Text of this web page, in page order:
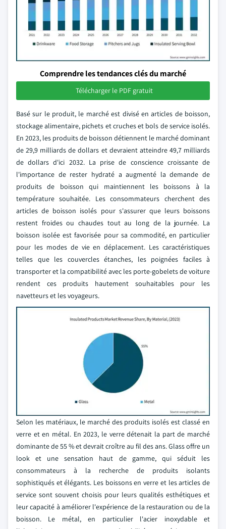
Comprendre les tendances clés du marché
Télécharger le PDF gratuit
Basé sur le produit, le marché est divisé en articles de boisson,
stockage alimentaire, pichets et cruches et bols de service isolés.
En 2023, les produits de boisson détiennent le marché dominant
de 29,9 milliards de dollars et devraient atteindre 49,7 milliards
de dollars d'ici 2032. La prise de conscience croissante de
l'importance de rester hydraté a augmenté la demande de
produits de boisson qui maintiennent les boissons à la
température souhaitée. Les consommateurs cherchent des
articles de boisson isolés pour s'assurer que leurs boissons
restent froides ou chaudes tout au long de la journée. La
boisson isolée est favorisée pour sa commodité, en particulier
pour les modes de vie en déplacement. Les caractéristiques
telles que les couvercles étanches, les poignées faciles à
transporter et la compatibilité avec les porte-gobelets de voiture
rendent ces produits hautement souhaitables pour les
navetteurs et les voyageurs.
Selon les matériaux, le marché des produits isolés est classé en
verre et en métal. En 2023, le verre détenait la part de marché
dominante de 55 % et devrait croître au fil des ans. Glass offre un
look et une sensation haut de gamme, qui séduit les
consommateurs à la recherche de produits isolants
sophistiqués et élégants. Les boissons en verre et les articles de
service sont souvent choisis pour leurs qualités esthétiques et
leur capacité à améliorer l'expérience de la restauration ou de la
boisson. Le métal, en particulier l'acier inoxydable et